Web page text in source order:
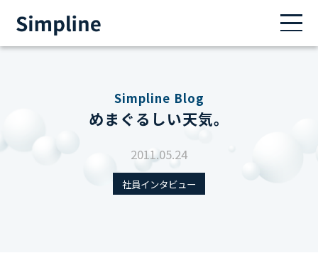
Simpline Blog
めまぐるしい天気。
2011.05.24
社員インタビュー